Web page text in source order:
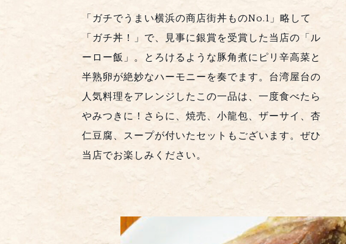
「ガチでうまい横浜の商店街丼ものNo.1」略して
「ガチ丼！」で、見事に銀賞を受賞した当店の「ル
ーロー飯」。とろけるような豚角煮にピリ辛高菜と
半熟卵が絶妙なハーモニーを奏でます。台湾屋台の
人気料理をアレンジしたこの一品は、一度食べたら
やみつきに！さらに、焼売、小龍包、ザーサイ、杏
仁豆腐、スープが付いたセットもございます。ぜひ
当店でお楽しみください。